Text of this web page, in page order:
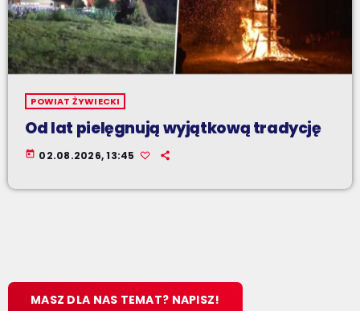
POWIAT ŻYWIECKI
Od lat pielęgnują wyjątkową tradycję
today 02.08.2026, 13:45
MASZ DLA NAS TEMAT? NAPISZ!